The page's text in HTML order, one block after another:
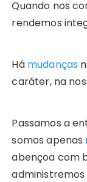
Quando nos
rendemos
Há mudanças
caráter, na
Passamos a
somos apenas
abençoa com